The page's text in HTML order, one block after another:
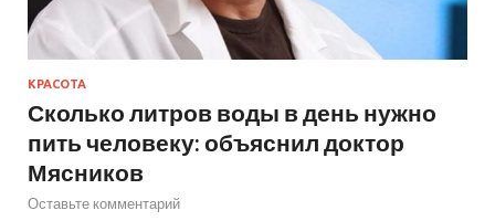
КРАСОТА
Сколько литров воды в день нужно
пить человеку: объяснил доктор
Мясников
Оставьте комментарий